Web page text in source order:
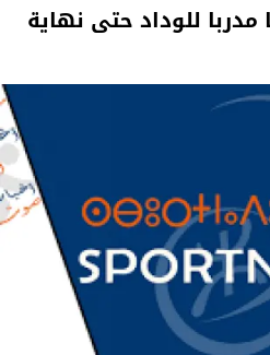
للوداد حتى نهاية